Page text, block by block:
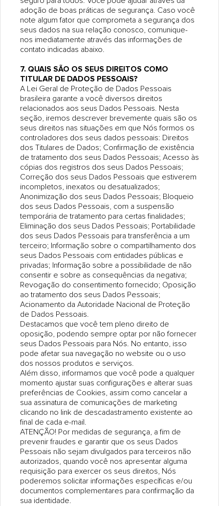
adoção de boas práticas de segurança. Caso você
note algum fator que comprometa a segurança dos
seus dados na sua relação conosco, comunique-
nos imediatamente através das informações de
contato indicadas abaixo.
7. QUAIS SÃO OS SEUS DIREITOS COMO
TITULAR DE DADOS PESSOAIS?
A Lei Geral de Proteção de Dados Pessoais
brasileira garante a você diversos direitos
relacionados aos seus Dados Pessoais. Nesta
seção, iremos descrever brevemente quais são os
seus direitos nas situações em que Nós formos os
controladores dos seus dados pessoais: Direitos
dos Titulares de Dados; Confirmação de existência
de tratamento dos seus Dados Pessoais; Acesso às
cópias dos registros dos seus Dados Pessoais;
Correção dos seus Dados Pessoais que estiverem
incompletos, inexatos ou desatualizados;
Anonimização dos seus Dados Pessoais; Bloqueio
dos seus Dados Pessoais, com a suspensão
temporária de tratamento para certas finalidades;
Eliminação dos seus Dados Pessoais; Portabilidade
dos seus Dados Pessoais para transferência a um
terceiro; Informação sobre o compartilhamento dos
seus Dados Pessoais com entidades públicas e
privadas; Informação sobre a possibilidade de não
consentir e sobre as consequências da negativa;
Revogação do consentimento fornecido; Oposição
ao tratamento dos seus Dados Pessoais;
Acionamento da Autoridade Nacional de Proteção
de Dados Pessoais.
Destacamos que você tem pleno direito de
oposição, podendo sempre optar por não fornecer
seus Dados Pessoais para Nós. No entanto, isso
pode afetar sua navegação no website ou o uso
dos nossos produtos e serviços.
Além disso, informamos que você pode a qualquer
momento ajustar suas configurações e alterar suas
preferências de Cookies, assim como cancelar a
sua assinatura de comunicações de marketing
clicando no link de descadastramento existente ao
final de cada e-mail.
ATENÇÃO! Por medidas de segurança, a fim de
prevenir fraudes e garantir que os seus Dados
Pessoais não sejam divulgados para terceiros não
autorizados, quando você nos apresentar alguma
requisição para exercer os seus direitos, Nós
poderemos solicitar informações específicas e/ou
documentos complementares para confirmação da
sua identidade.